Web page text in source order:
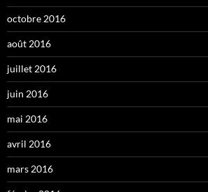
octobre 2016
août 2016
juillet 2016
juin 2016
mai 2016
avril 2016
mars 2016